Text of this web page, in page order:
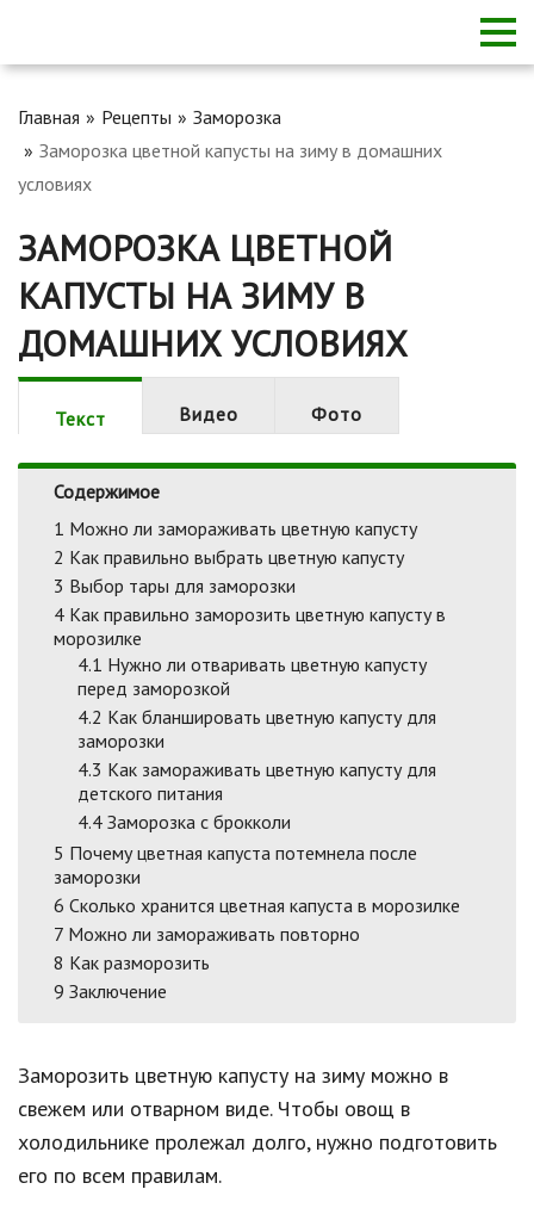
Главная Рецепты
Заморозка
Заморозка цветной капусты на зиму в домашних
условиях
ЗАМОРОЗКА ЦВЕТНОЙ
КАПУСТЫ НА ЗИМУ В
ДОМАШНИХ УСЛОВИЯХ
Текст Видео Фото
Содержимое
1 Можно ли замораживать цветную капусту
2 Как правильно выбрать цветную капусту
3 Выбор тары для заморозки
4 Как правильно заморозить цветную капусту в
морозилке
4.1 Нужно ли отваривать цветную капусту
перед заморозкой
4.2 Как бланшировать цветную капусту для
заморозки
4.3 Как замораживать цветную капусту для
детского питания
4.4 Заморозка с брокколи
5 Почему цветная капуста потемнела после
заморозки
6 Сколько хранится цветная капуста в морозилке
7 Можно ли замораживать повторно
8 Как разморозить
9 Заключение
Заморозить цветную капусту на зиму можно в
свежем или отварном виде. Чтобы овощ в
холодильнике пролежал долго, нужно подготовить
его по всем правилам.